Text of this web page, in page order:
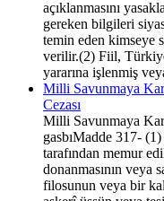
açıklanmasını
gereken bilgileri
temin eden kimseye
verilir.(2) Fiil,
yararına işlenmiş
Milli Savunmaya
Cezası
Milli Savunmaya
gasbıMadde 317-
tarafından memur
donanmasının veya
filosunun veya bir